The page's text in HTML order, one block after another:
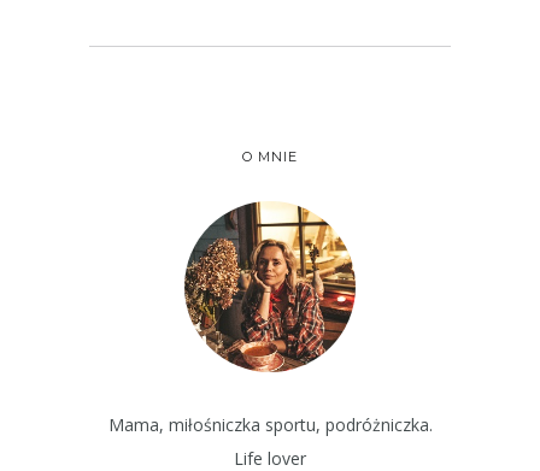
O MNIE
Mama, miłośniczka sportu, podróżniczka.
Life lover